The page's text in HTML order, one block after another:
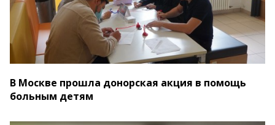
В Москве прошла донорская акция в помощь
больным детям